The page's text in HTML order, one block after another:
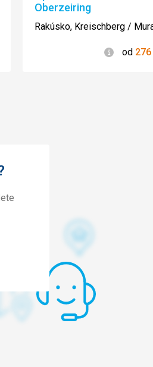
Oberzeiring
Rakúsko, Kreischberg /
od 276